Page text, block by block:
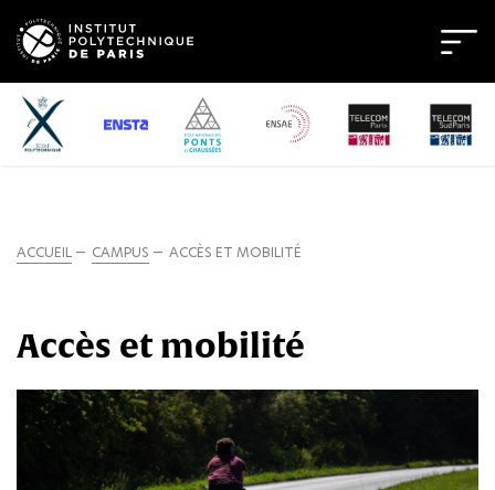
ACCUEIL CAMPUS ACCÈS ET MOBILITÉ
Accès et mobilité